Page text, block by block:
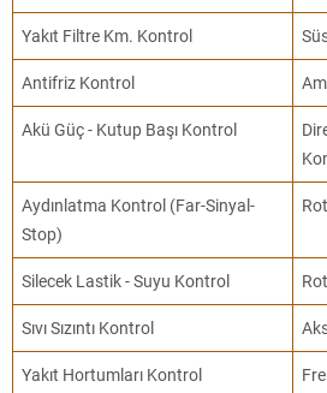
Yakıt Filtre Km. Kontrol
Antifriz Kontrol
Akü Güç - Kutup Başı Kontrol
Aydınlatma Kontrol (Far-Sinyal-
Stop)
Silecek Lastik - Suyu Kontrol
Sıvı Sızıntı Kontrol
Yakıt Hortumları Kontrol